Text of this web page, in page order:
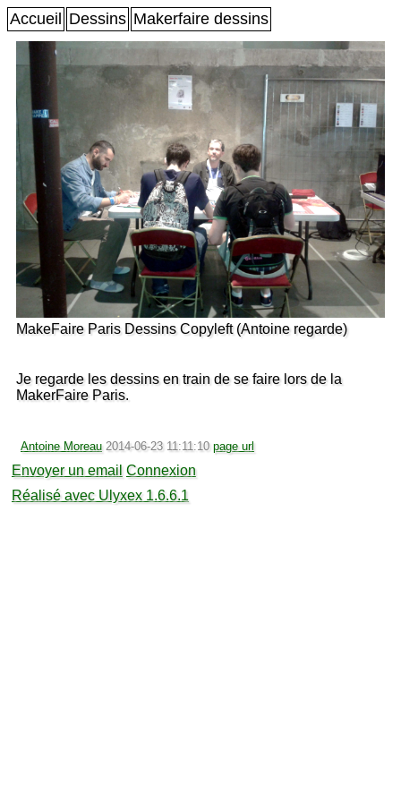
Accueil Dessins Makerfaire dessins
MakeFaire Paris Dessins Copyleft (Antoine regarde)
Je regarde les dessins en train de se faire lors de la
MakerFaire Paris.
Antoine Moreau 2014-06-23 11:11:10 page url
Envoyer un email Connexion
Réalisé avec Ulyxex 1.6.6.1